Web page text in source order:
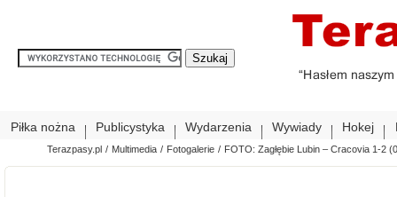
Piłka nożna Publicystyka Wydarzenia Wywiady Hokej
Terazpasy.pl / Multimedia / Fotogalerie / FOTO: Zagłębie Lubin – Cracovia 1-2